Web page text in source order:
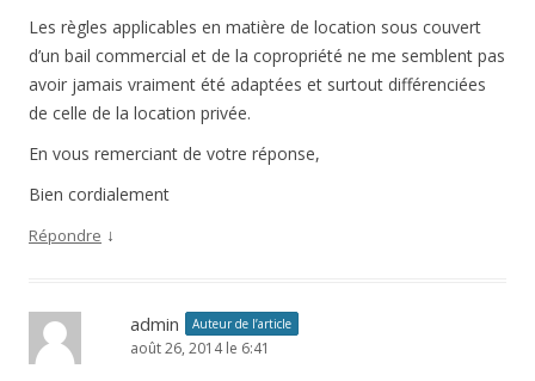
Les règles applicables en matière de location sous couvert
d’un bail commercial et de la copropriété ne me semblent pas
avoir jamais vraiment été adaptées et surtout différenciées
de celle de la location privée.
En vous remerciant de votre réponse,
Bien cordialement
Répondre ↓
admin Auteur de l’article
août 26, 2014 le 6:41